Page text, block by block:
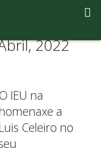
2022
IEU na
a
Celeiro no